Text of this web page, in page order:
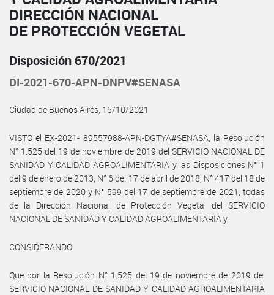
DIRECCIÓN NACIONAL
DE PROTECCIÓN VEGETAL
Disposición 670/2021
DI-2021-670-APN-DNPV#SENASA
Ciudad de Buenos Aires, 15/10/2021
VISTO el EX-2021- 89557988-APN-DGTYA#SENASA, la Resolución
N° 1.525 del 19 de noviembre de 2019 del SERVICIO NACIONAL DE
SANIDAD Y CALIDAD AGROALIMENTARIA y las Disposiciones N° 1
del 9 de enero de 2013, N° 6 del 17 de abril de 2018, N° 417 del 18 de
septiembre de 2020 y N° 599 del 17 de septiembre de 2021, todas
de la Dirección Nacional de Protección Vegetal del SERVICIO
NACIONAL DE SANIDAD Y CALIDAD AGROALIMENTARIA y,
CONSIDERANDO:
Que por la Resolución N° 1.525 del 19 de noviembre de 2019 del
SERVICIO NACIONAL DE SANIDAD Y CALIDAD AGROALIMENTARIA